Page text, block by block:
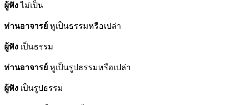
ผู้ฟังไม่เป็น
ท่านอาจารย์ หูเป็นธรรมหรือเปล่า
ผู้ฟัง เป็นธรรม
ท่านอาจารย์ หูเป็นรูปธรรมหรือเปล่า
ผู้ฟัง เป็นรูปธรรม